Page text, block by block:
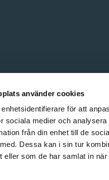
använder cookies
för att
sociala medier och
från din enhet till de
Dessa kan i sin tur
eller som de har samlat in